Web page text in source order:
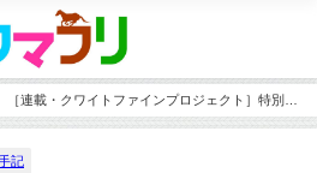
［連載・クワイトファインプロジェクト］特別
ァインの「共闘」
記